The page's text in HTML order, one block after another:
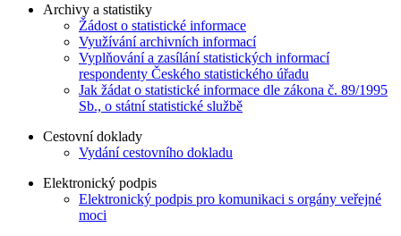
Archivy a statistiky
Žádost o statistické informace
Využívání archivních informací
Vyplňování a zasílání statistických informací
respondenty Českého statistického úřadu
Jak žádat o statistické informace dle zákona č. 89/1995
Sb., o státní statistické službě
Cestovní doklady
Vydání cestovního dokladu
Elektronický podpis
Elektronický podpis pro komunikaci s orgány veřejné
moci